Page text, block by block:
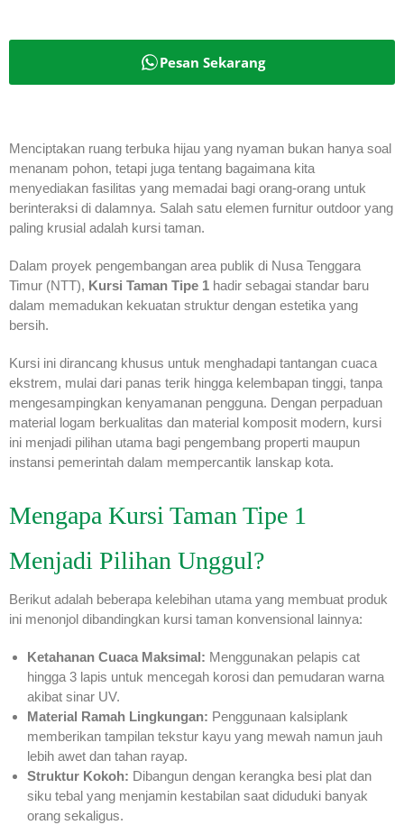
Pesan Sekarang
Menciptakan ruang terbuka hijau yang nyaman bukan hanya soal
menanam pohon, tetapi juga tentang bagaimana kita
menyediakan fasilitas yang memadai bagi orang-orang untuk
berinteraksi di dalamnya. Salah satu elemen furnitur outdoor yang
paling krusial adalah kursi taman.
Dalam proyek pengembangan area publik di Nusa Tenggara
Timur (NTT), Kursi Taman Tipe 1 hadir sebagai standar baru
dalam memadukan kekuatan struktur dengan estetika yang
bersih.
Kursi ini dirancang khusus untuk menghadapi tantangan cuaca
ekstrem, mulai dari panas terik hingga kelembapan tinggi, tanpa
mengesampingkan kenyamanan pengguna. Dengan perpaduan
material logam berkualitas dan material komposit modern, kursi
ini menjadi pilihan utama bagi pengembang properti maupun
instansi pemerintah dalam mempercantik lanskap kota.
Mengapa Kursi Taman Tipe 1
Menjadi Pilihan Unggul?
Berikut adalah beberapa kelebihan utama yang membuat produk
ini menonjol dibandingkan kursi taman konvensional lainnya:
Ketahanan Cuaca Maksimal: Menggunakan pelapis cat
hingga 3 lapis untuk mencegah korosi dan pemudaran warna
akibat sinar UV.
Material Ramah Lingkungan: Penggunaan kalsiplank
memberikan tampilan tekstur kayu yang mewah namun jauh
lebih awet dan tahan rayap.
Struktur Kokoh: Dibangun dengan kerangka besi plat dan
siku tebal yang menjamin kestabilan saat diduduki banyak
orang sekaligus.